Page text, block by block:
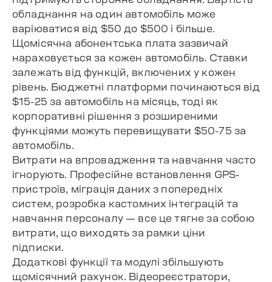
обладнання на один автомобіль може
варіюватися від $50 до $500 і більше.
Щомісячна абонентська плата зазвичай
нараховується за кожен автомобіль. Ставки
залежать від функцій, включених у кожен
рівень. Бюджетні платформи починаються від
$15-25 за автомобіль на місяць, тоді як
корпоративні рішення з розширеними
функціями можуть перевищувати $50-75 за
автомобіль.
Витрати на впровадження та навчання часто
ігнорують. Професійне встановлення GPS-
пристроїв, міграція даних з попередніх
систем, розробка кастомних інтеграцій та
навчання персоналу — все це тягне за собою
витрати, що виходять за рамки ціни
підписки.
Додаткові функції та модулі збільшують
щомісячний рахунок. Відеореєстратори,